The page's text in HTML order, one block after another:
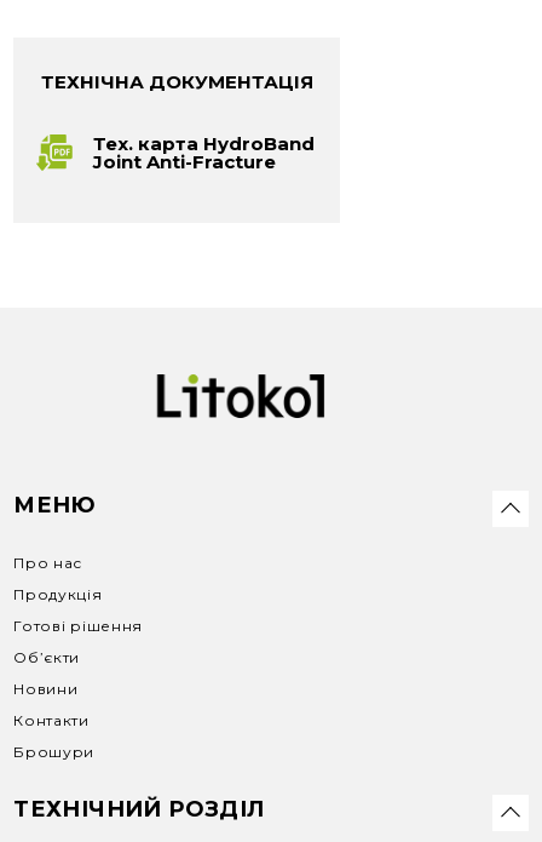
ТЕХНІЧНА ДОКУМЕНТАЦІЯ
Тех. карта HydroBand
Joint Anti-Fracture
МЕНЮ
Про нас
Продукція
Готові рішення
Об’єкти
Новини
Контакти
Брошури
ТЕХНІЧНИЙ РОЗДІЛ